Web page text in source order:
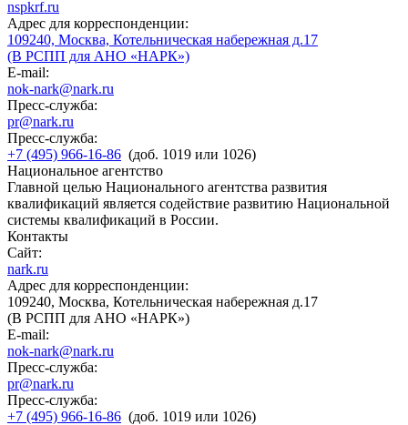
nspkrf.ru
Адрес для корреспонденции:
109240, Москва, Котельническая набережная д.17
(В РСПП для АНО «НАРК»)
E-mail:
nok-nark@nark.ru
Пресс-служба:
pr@nark.ru
Пресс-служба:
+7 (495) 966-16-86 (доб. 1019 или 1026)
Национальное агентство
Главной целью Национального агентства развития
квалификаций является содействие развитию Национальной
системы квалификаций в России.
Контакты
Сайт:
nark.ru
Адрес для корреспонденции:
109240, Москва, Котельническая набережная д.17
(В РСПП для АНО «НАРК»)
E-mail:
nok-nark@nark.ru
Пресс-служба:
pr@nark.ru
Пресс-служба:
+7 (495) 966-16-86 (доб. 1019 или 1026)